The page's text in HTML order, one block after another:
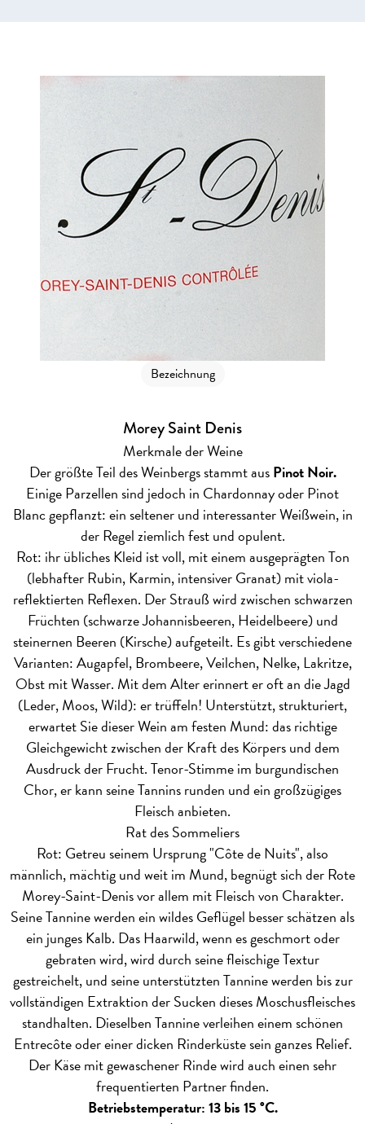
Bezeichnung
Morey Saint Denis
Merkmale der Weine
Der größte Teil des Weinbergs stammt ausPinot Noir.
Einige Parzellen sind jedoch in Chardonnay oder Pinot
Blanc gepflanzt: ein seltener und interessanter Weißwein, in
der Regel ziemlich fest und opulent.
Rot: ihr übliches Kleid ist voll, mit einem ausgeprägten Ton
(lebhafter Rubin, Karmin, intensiver Granat) mit viola-
reflektierten Reflexen. Der Strauß wird zwischen schwarzen
Früchten (schwarze Johannisbeeren, Heidelbeere) und
steinernen Beeren (Kirsche) aufgeteilt. Es gibt verschiedene
Varianten: Augapfel, Brombeere, Veilchen, Nelke, Lakritze,
Obst mit Wasser. Mit dem Alter erinnert er oft an die Jagd
(Leder, Moos, Wild): er trüffeln! Unterstützt, strukturiert,
erwartet Sie dieser Wein am festen Mund: das richtige
Gleichgewicht zwischen der Kraft des Körpers und dem
Ausdruck der Frucht. Tenor-Stimme im burgundischen
Chor, er kann seine Tannins runden und ein großzügiges
Fleisch anbieten.
Rat des Sommeliers
Rot: Getreu seinem Ursprung "Côte de Nuits", also
männlich, mächtig und weit im Mund, begnügt sich der Rote
Morey-Saint-Denis vor allem mit Fleisch von Charakter.
Seine Tannine werden ein wildes Geflügel besser schätzen als
ein junges Kalb. Das Haarwild, wenn es geschmort oder
gebraten wird, wird durch seine fleischige Textur
gestreichelt, und seine unterstützten Tannine werden bis zur
vollständigen Extraktion der Sucken dieses Moschusfleisches
standhalten. Dieselben Tannine verleihen einem schönen
Entrecôte oder einer dicken Rinderküste sein ganzes Relief.
Der Käse mit gewaschener Rinde wird auch einen sehr
frequentierten Partner finden.
Betriebstemperatur: 13 bis 15 °C.